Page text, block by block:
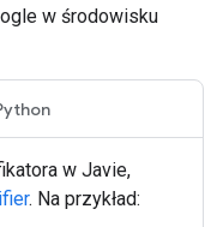
w środowisku
w Javie,
. Na przykład: